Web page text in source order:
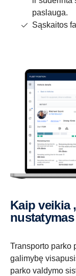
paslauga.
Sąskaitos
Kaip veikia „Scania Fleet“ padėties
nustatymas
Transporto parko
galimybę
parko valdymo